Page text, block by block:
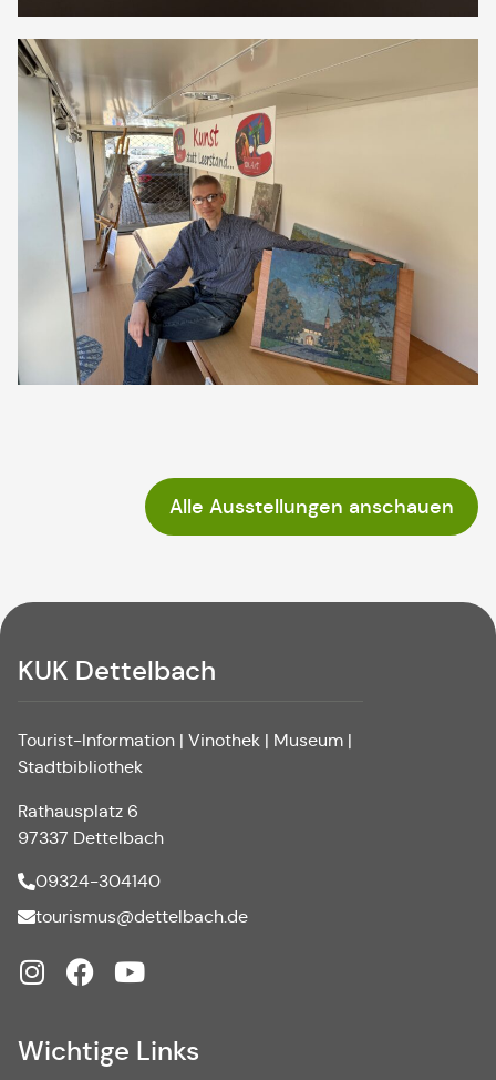
Alle Ausstellungen anschauen
KUK Dettelbach
Tourist-Information | Vinothek | Museum |
Stadtbibliothek
Rathausplatz 6
97337 Dettelbach
09324-304140
tourismus@dettelbach.de
Wichtige Links